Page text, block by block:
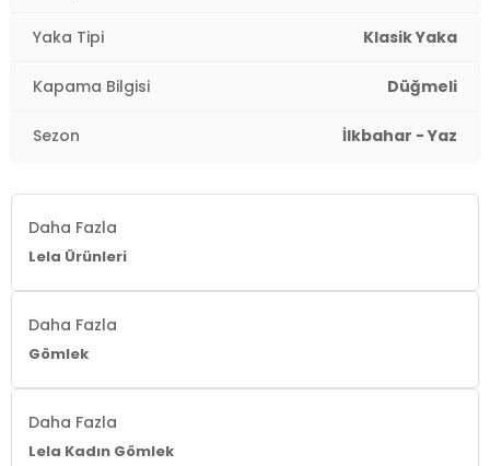
Kumaş Tipi:
Boy:Standart
Kalıp Bilgisi:
66 cm / Kalça : 90 cm / Beden : Onesize
Yaş Grubu:Yetişkin
Menşei:Türkiye
Detaylar:
Yaka Tipi Klasik Yaka
Kapama Bilgisi Düğmeli
Sezon İlkbahar - Yaz
Daha Fazla
Lela Ürünleri
Daha Fazla
Gömlek
Daha Fazla
Lela Kadın Gömlek